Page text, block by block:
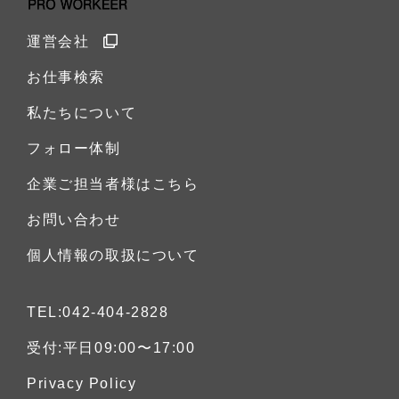
運営会社
お仕事検索
私たちについて
フォロー体制
企業ご担当者様はこちら
お問い合わせ
個人情報の取扱について
TEL:042-404-2828
受付:平日09:00〜17:00
Privacy Policy